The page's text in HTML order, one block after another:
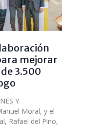
mejorar
3.500
Y
Moral, y el
Rafael del Pino,